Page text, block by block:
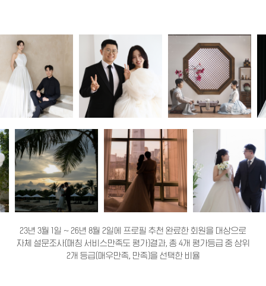
23년 3월 1일 ~ 26년 8월 2일에 프로필 추천 완료한 회원을 대상으로
자체 설문조사(매칭 서비스만족도 평가)결과, 총 4개 평가등급 중 상위
2개 등급(매우만족, 만족)을 선택한 비율